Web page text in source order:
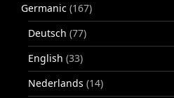
Germanic (167)
Deutsch (77)
English (33)
Nederlands (14)